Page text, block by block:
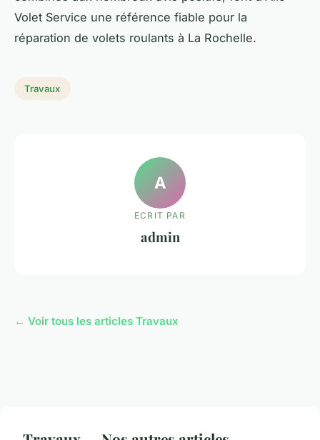
Volet Service une référence fiable pour la
réparation de volets roulants à La Rochelle.
Travaux
A
ECRIT PAR
admin
← Voir tous les articles Travaux